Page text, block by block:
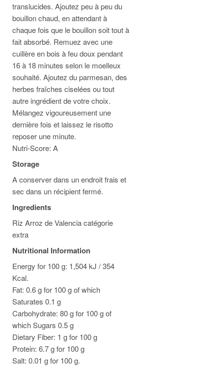
translucides. Ajoutez peu à peu du
bouillon chaud, en attendant à
chaque fois que le bouillon soit tout à
fait absorbé. Remuez avec une
cuillère en bois à feu doux pendant
16 à 18 minutes selon le moelleux
souhaité. Ajoutez du parmesan, des
herbes fraîches ciselées ou tout
autre ingrédient de votre choix.
Mélangez vigoureusement une
dernière fois et laissez le risotto
reposer une minute.
Nutri-Score: A
Storage
A conserver dans un endroit frais et
sec dans un récipient fermé.
Ingredients
Riz Arroz de Valencia catégorie
extra
Nutritional Information
Energy for 100 g: 1,504 kJ / 354
Kcal.
Fat: 0.6 g for 100 g of which
Saturates 0.1 g
Carbohydrate: 80 g for 100 g of
which Sugars 0.5 g
Dietary Fiber: 1 g for 100 g
Protein: 6.7 g for 100 g
Salt: 0.01 g for 100 g.